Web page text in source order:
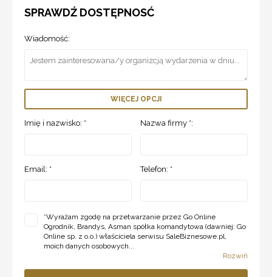
SPRAWDŹ DOSTĘPNOSĆ
Wiadomość:
WIĘCEJ OPCJI
Imię i nazwisko: * Nazwa firmy *:
Email: * Telefon: *
*Wyrażam zgodę na przetwarzanie przez Go Online
Ogrodnik, Brandys, Asman spółka komandytowa (dawniej: Go
Online sp. z o.o.) właściciela serwisu SaleBiznesowe.pl,
moich danych osobowych...
Rozwiń